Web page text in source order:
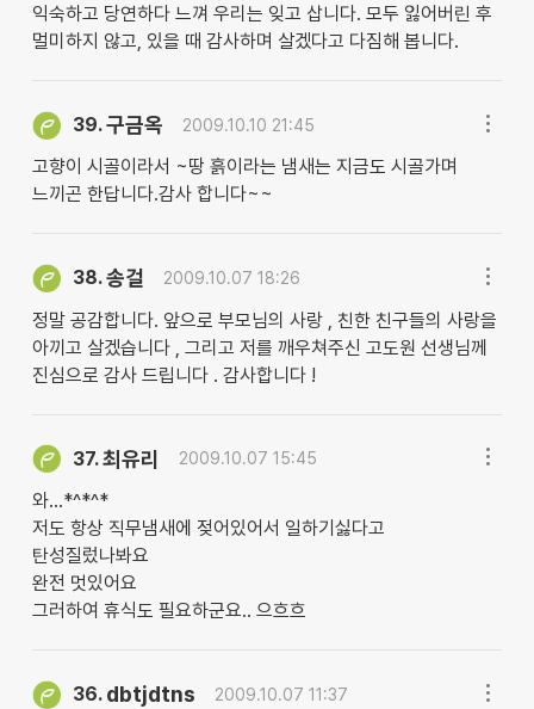
익숙하고 당연하다 느껴 우리는 잊고 삽니다. 모두 잃어버린 후
멀미하지 않고, 있을 때 감사하며 살겠다고 다짐해 봅니다.
39.구금옥 2009.10.10 21:45
고향이 시골이라서 ~땅 흙이라는 냄새는 지금도 시골가며
느끼곤 한답니다.감사 합니다~~
38.송걸 2009.10.07 18:26
정말 공감합니다. 앞으로 부모님의 사랑 , 친한 친구들의 사랑을
아끼고 살겠습니다 , 그리고 저를 깨우쳐주신 고도원 선생님께
진심으로 감사 드립니다 . 감사합니다 !
37.최유리 2009.10.07 15:45
와...*^*^*
저도 항상 직무냄새에 젖어있어서 일하기싫다고
탄성질렀나봐요
완전 멋있어요
그러하여 휴식도 필요하군요.. 으흐흐
36. dbtjdtns 2009.10.07 11:37